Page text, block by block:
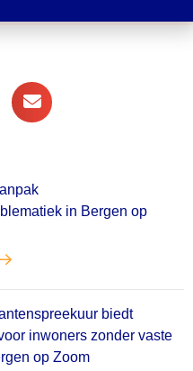
in Bergen op
biedt
inwoners zonder vaste
op Zoom